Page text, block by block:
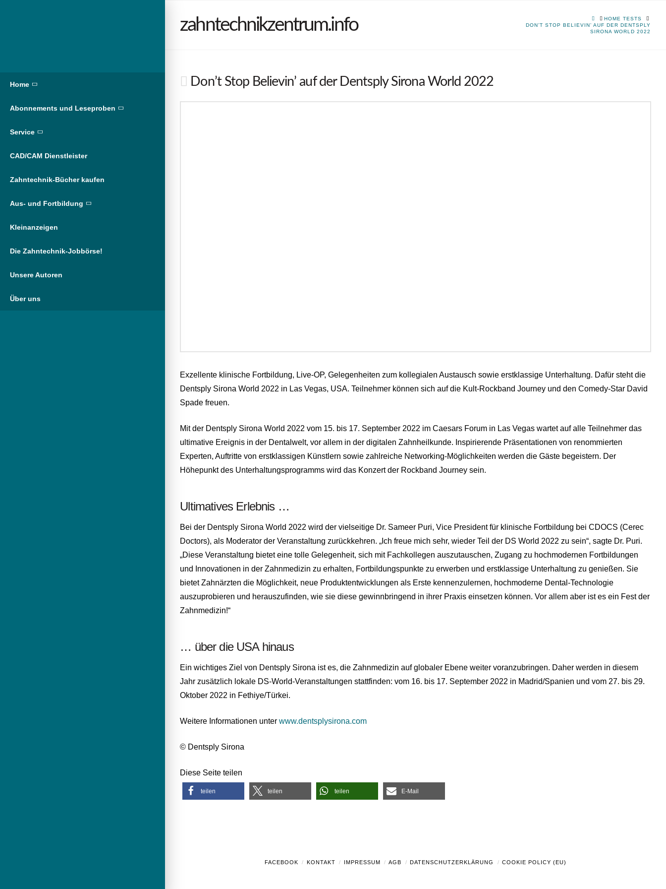
Home
Abonnements und Leseproben
Service
CAD/CAM Dienstleister
Zahntechnik-Bücher kaufen
Aus- und Fortbildung
Kleinanzeigen
Die Zahntechnik-Jobbörse!
Unsere Autoren
Über uns
zahntechnikzentrum.info HOMEHOME TESTS
DON’T STOP BELIEVIN’ AUF DER DENTSPLY
SIRONA WORLD 2022
Don’t Stop Believin’ auf der Dentsply Sirona World 2022
Exzellente klinische Fortbildung, Live-OP, Gelegenheiten zum kollegialen Austausch sowie erstklassige Unterhaltung. Dafür steht die
Dentsply Sirona World 2022 in Las Vegas, USA. Teilnehmer können sich auf die Kult-Rockband Journey und den Comedy-Star David
Spade freuen.
Mit der Dentsply Sirona World 2022 vom 15. bis 17. September 2022 im Caesars Forum in Las Vegas wartet auf alle Teilnehmer das
ultimative Ereignis in der Dentalwelt, vor allem in der digitalen Zahnheilkunde. Inspirierende Präsentationen von renommierten
Experten, Auftritte von erstklassigen Künstlern sowie zahlreiche Networking-Möglichkeiten werden die Gäste begeistern. Der
Höhepunkt des Unterhaltungsprogramms wird das Konzert der Rockband Journey sein.
Ultimatives Erlebnis …
Bei der Dentsply Sirona World 2022 wird der vielseitige Dr. Sameer Puri, Vice President für klinische Fortbildung bei CDOCS (Cerec
Doctors), als Moderator der Veranstaltung zurückkehren. „Ich freue mich sehr, wieder Teil der DS World 2022 zu sein“, sagte Dr. Puri.
„Diese Veranstaltung bietet eine tolle Gelegenheit, sich mit Fachkollegen auszutauschen, Zugang zu hochmodernen Fortbildungen
und Innovationen in der Zahnmedizin zu erhalten, Fortbildungspunkte zu erwerben und erstklassige Unterhaltung zu genießen. Sie
bietet Zahnärzten die Möglichkeit, neue Produktentwicklungen als Erste kennenzulernen, hochmoderne Dental-Technologie
auszuprobieren und herauszufinden, wie sie diese gewinnbringend in ihrer Praxis einsetzen können. Vor allem aber ist es ein Fest der
Zahnmedizin!“
… über die USA hinaus
Ein wichtiges Ziel von Dentsply Sirona ist es, die Zahnmedizin auf globaler Ebene weiter voranzubringen. Daher werden in diesem
Jahr zusätzlich lokale DS-World-Veranstaltungen stattfinden: vom 16. bis 17. September 2022 in Madrid/Spanien und vom 27. bis 29.
Oktober 2022 in Fethiye/Türkei.
Weitere Informationen unterwww.dentsplysirona.com
© Dentsply Sirona
Diese Seite teilen
teilen teilen teilen E-Mail
FACEBOOK KONTAKT IMPRESSUM AGB DATENSCHUTZERKLÄRUNG COOKIE POLICY (EU)